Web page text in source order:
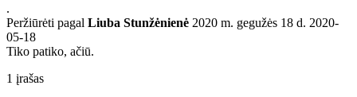
.
Peržiūrėti pagal Liuba Stunžėnienė 2020 m. gegužės 18 d. 2020-
05-18
Tiko patiko, ačiū.
1 įrašas